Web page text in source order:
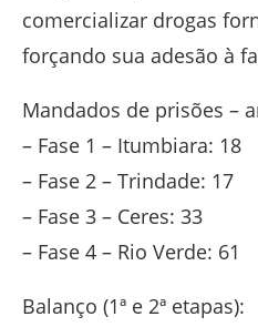
comercializar drogas
forçando sua adesão à
Mandados de prisões –
– Fase 1 – Itumbiara: 18
– Fase 2 – Trindade: 17
– Fase 3 – Ceres: 33
– Fase 4 – Rio Verde: 61
Balanço (1ª e 2ª etapas):